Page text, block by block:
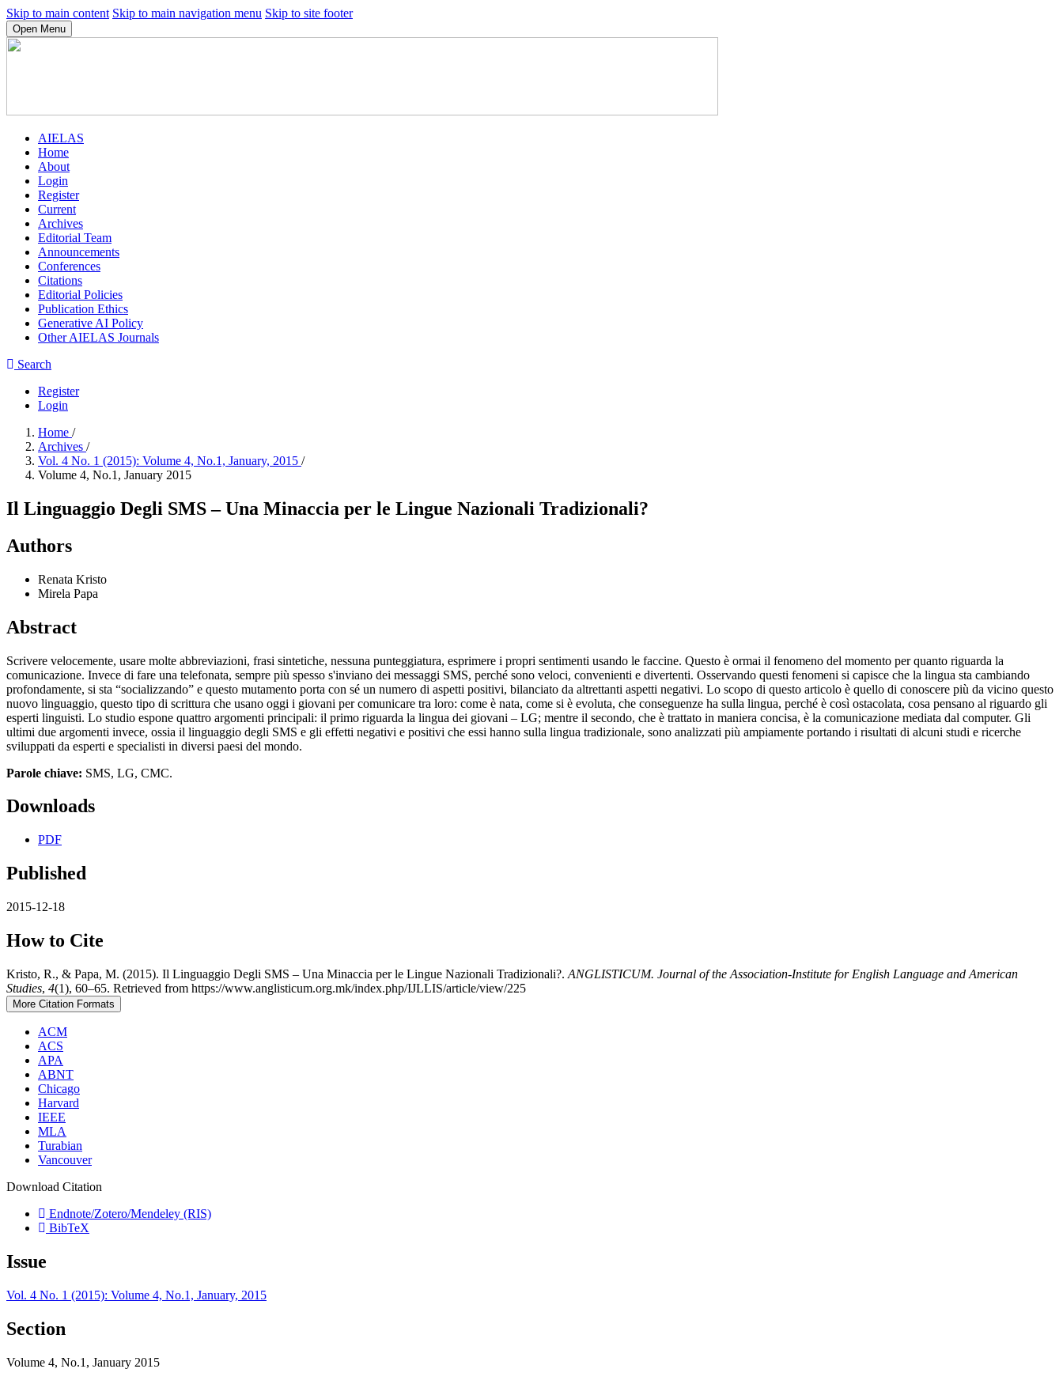
Skip to main content Skip to main navigation menu Skip to site footer
Open Menu
AIELAS
Home
About
Login
Register
Current
Archives
Editorial Team
Announcements
Conferences
Citations
Editorial Policies
Publication Ethics
Generative AI Policy
Other AIELAS Journals
Search
Register
Login
Home /
Archives /
Vol. 4 No. 1 (2015): Volume 4, No.1, January, 2015 /
Volume 4, No.1, January 2015
Il Linguaggio Degli SMS – Una Minaccia per le Lingue Nazionali Tradizionali?
Authors
Renata Kristo
Mirela Papa
Abstract
Scrivere velocemente, usare molte abbreviazioni, frasi sintetiche, nessuna punteggiatura, esprimere i propri sentimenti usando le faccine. Questo è ormai il fenomeno del momento per quanto riguarda la
comunicazione. Invece di fare una telefonata, sempre più spesso s'inviano dei messaggi SMS, perché sono veloci, convenienti e divertenti. Osservando questi fenomeni si capisce che la lingua sta cambiando
profondamente, si sta “socializzando” e questo mutamento porta con sé un numero di aspetti positivi, bilanciato da altrettanti aspetti negativi. Lo scopo di questo articolo è quello di conoscere più da vicino questo
nuovo linguaggio, questo tipo di scrittura che usano oggi i giovani per comunicare tra loro: come è nata, come si è evoluta, che conseguenze ha sulla lingua, perché è così ostacolata, cosa pensano al riguardo gli
esperti linguisti. Lo studio espone quattro argomenti principali: il primo riguarda la lingua dei giovani – LG; mentre il secondo, che è trattato in maniera concisa, è la comunicazione mediata dal computer. Gli
ultimi due argomenti invece, ossia il linguaggio degli SMS e gli effetti negativi e positivi che essi hanno sulla lingua tradizionale, sono analizzati più ampiamente portando i risultati di alcuni studi e ricerche
sviluppati da esperti e specialisti in diversi paesi del mondo.
Parole chiave: SMS, LG, CMC.
Downloads
PDF
Published
2015-12-18
How to Cite
Kristo, R., & Papa, M. (2015). Il Linguaggio Degli SMS – Una Minaccia per le Lingue Nazionali Tradizionali?. ANGLISTICUM. Journal of the Association-Institute for English Language and American
Studies, 4(1), 60–65. Retrieved from https://www.anglisticum.org.mk/index.php/IJLLIS/article/view/225
More Citation Formats
ACM
ACS
APA
ABNT
Chicago
Harvard
IEEE
MLA
Turabian
Vancouver
Download Citation
Endnote/Zotero/Mendeley (RIS)
BibTeX
Issue
Vol. 4 No. 1 (2015): Volume 4, No.1, January, 2015
Section
Volume 4, No.1, January 2015